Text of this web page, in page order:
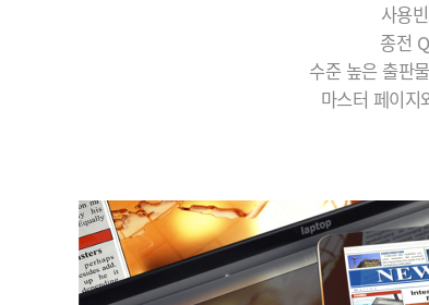
사용
종전
수준 높은 출판
마스터 페이